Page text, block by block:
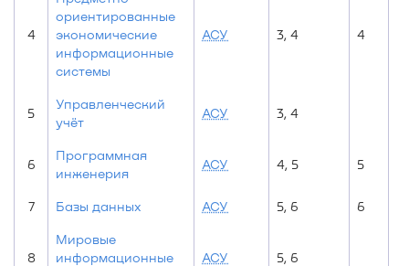
4
ориентированные
экономические
информационные
системы
АСУ 3, 4 4
5
Управленческий
учёт
АСУ 3, 4
6
Программная
инженерия
АСУ 4, 5 5
7 Базы данных АСУ 5, 6 6
8
Мировые
информационные
АСУ 5, 6